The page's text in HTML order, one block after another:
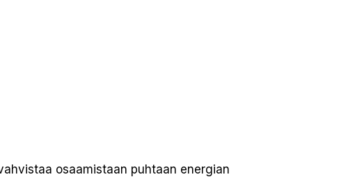
osaamistaan puhtaan energian